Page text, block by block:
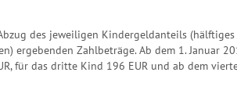
des jeweiligen Kindergeldanteils
ergebenden Zahlbeträge. Ab dem 1. Januar
für das dritte Kind 196 EUR und ab dem